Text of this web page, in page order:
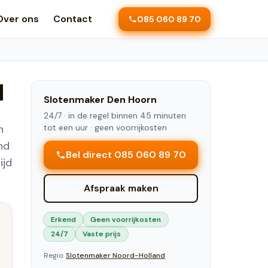
ons Contact 085 060 89 70
Slotenmaker Den Hoorn
24/7 · in de regel binnen 45 minuten
tot een uur · geen voorrijkosten
Bel direct 085 060 89 70
Afspraak maken
Erkend
Geen voorrijkosten
24/7
Vaste prijs
Regio:SlotenmakerNoord-Holland